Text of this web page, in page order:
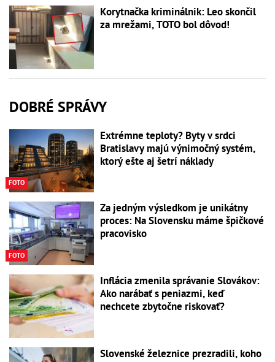
Korytnačka kriminálnik: Leo skončil
za mrežami, TOTO bol dôvod!
DOBRÉ SPRÁVY
FOTO
Extrémne teploty? Byty v srdci
Bratislavy majú výnimočný systém,
ktorý ešte aj šetrí náklady
FOTO
Za jedným výsledkom je unikátny
proces: Na Slovensku máme špičkové
pracovisko
Inflácia zmenila správanie Slovákov:
Ako narábať s peniazmi, keď
nechcete zbytočne riskovať?
Slovenské železnice prezradili, koho